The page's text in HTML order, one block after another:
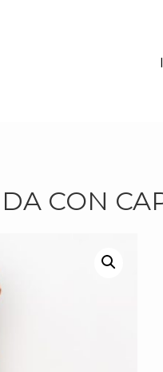
CON